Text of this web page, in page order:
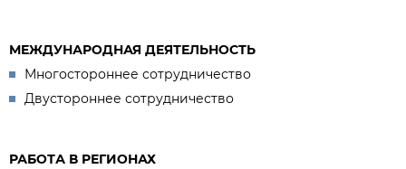
МЕЖДУНАРОДНАЯ ДЕЯТЕЛЬНОСТЬ
Многостороннее сотрудничество
Двустороннее сотрудничество
РАБОТА В РЕГИОНАХ